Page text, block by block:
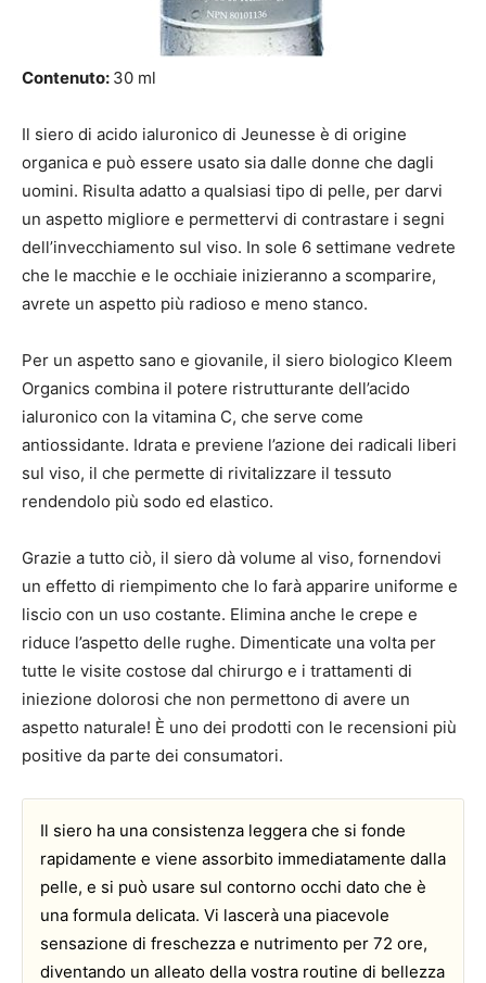
Contenuto: 30 ml
Il siero di acido ialuronico di Jeunesse è di origine
organica e può essere usato sia dalle donne che dagli
uomini. Risulta adatto a qualsiasi tipo di pelle, per darvi
un aspetto migliore e permettervi di contrastare i segni
dell’invecchiamento sul viso. In sole 6 settimane vedrete
che le macchie e le occhiaie inizieranno a scomparire,
avrete un aspetto più radioso e meno stanco.
Per un aspetto sano e giovanile, il siero biologico Kleem
Organics combina il potere ristrutturante dell’acido
ialuronico con la vitamina C, che serve come
antiossidante. Idrata e previene l’azione dei radicali liberi
sul viso, il che permette di rivitalizzare il tessuto
rendendolo più sodo ed elastico.
Grazie a tutto ciò, il siero dà volume al viso, fornendovi
un effetto di riempimento che lo farà apparire uniforme e
liscio con un uso costante. Elimina anche le crepe e
riduce l’aspetto delle rughe. Dimenticate una volta per
tutte le visite costose dal chirurgo e i trattamenti di
iniezione dolorosi che non permettono di avere un
aspetto naturale! È uno dei prodotti con le recensioni più
positive da parte dei consumatori.
Il siero ha una consistenza leggera che si fonde
rapidamente e viene assorbito immediatamente dalla
pelle, e si può usare sul contorno occhi dato che è
una formula delicata. Vi lascerà una piacevole
sensazione di freschezza e nutrimento per 72 ore,
diventando un alleato della vostra routine di bellezza